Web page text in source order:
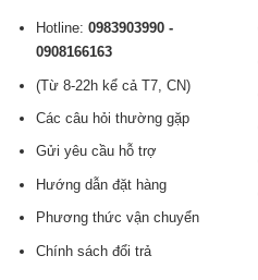
Hotline: 0983903990 -
0908166163
(Từ 8-22h kể cả T7, CN)
Các câu hỏi thường gặp
Gửi yêu cầu hỗ trợ
Hướng dẫn đặt hàng
Phương thức vận chuyển
Chính sách đổi trả